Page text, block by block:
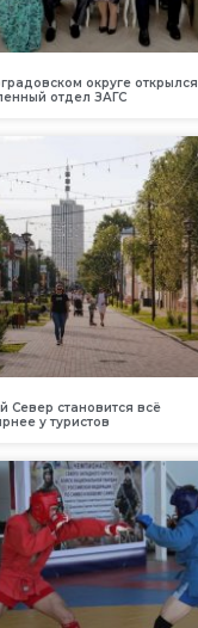
округе открылся
отдел ЗАГС
Север становится всё
у туристов